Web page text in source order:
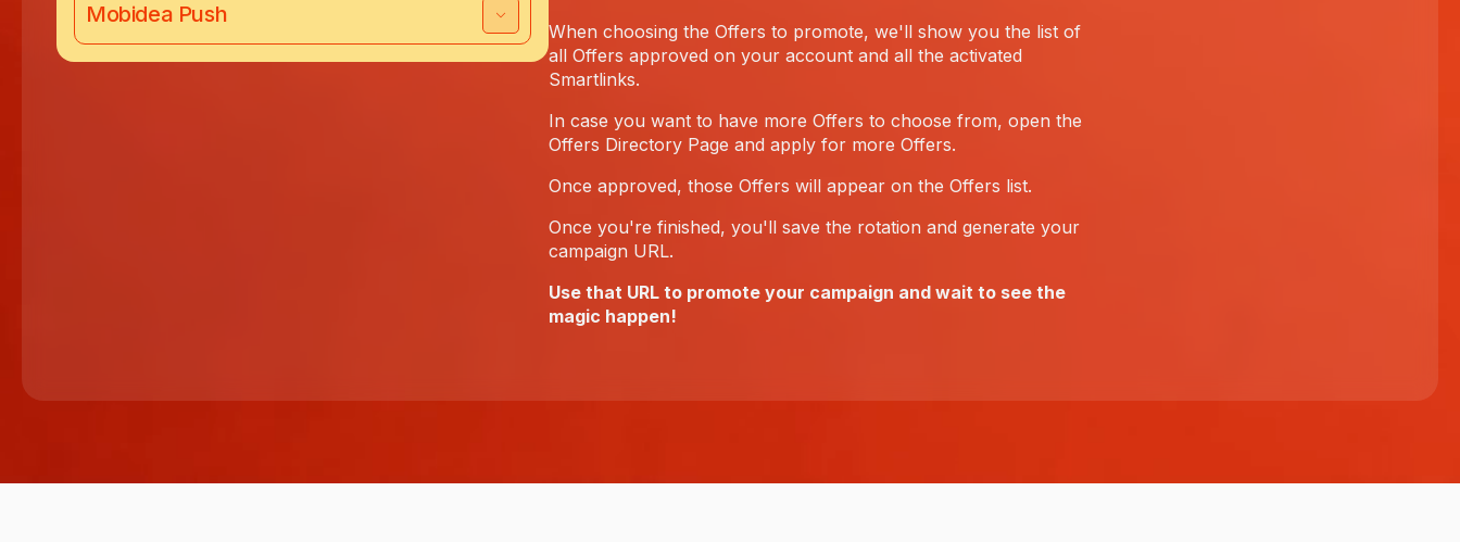
Mobidea Push
When choosing the Offers to promote, we'll show you the list of
all Offers approved on your account and all the activated
Smartlinks.
In case you want to have more Offers to choose from, open the
Offers Directory Page and apply for more Offers.
Once approved, those Offers will appear on the Offers list.
Once you're finished, you'll save the rotation and generate your
campaign URL.
Use that URL to promote your campaign and wait to see the
magic happen!